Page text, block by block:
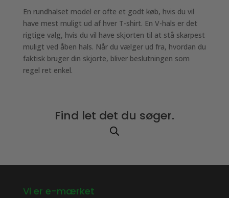
En rundhalset model er ofte et godt køb, hvis du vil
have mest muligt ud af hver T-shirt. En V-hals er det
rigtige valg, hvis du vil have skjorten til at stå skarpest
muligt ved åben hals. Når du vælger ud fra, hvordan du
faktisk bruger din skjorte, bliver beslutningen som
regel ret enkel.
Find let det du søger.
Vi er e-mærket